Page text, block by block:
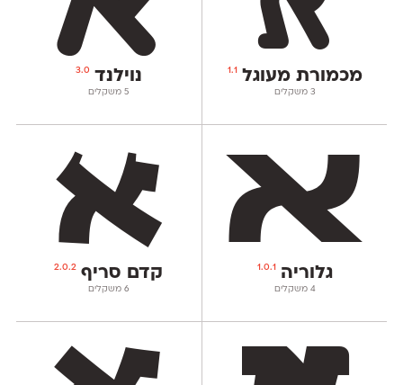
מכמורת מעוגל1.1
‫3 משקלים
נוילנד 3.0
‫5 משקלים
גלוריה1.0.1
‫4 משקלים
קדם סריף 2.0.2
‫6 משקלים